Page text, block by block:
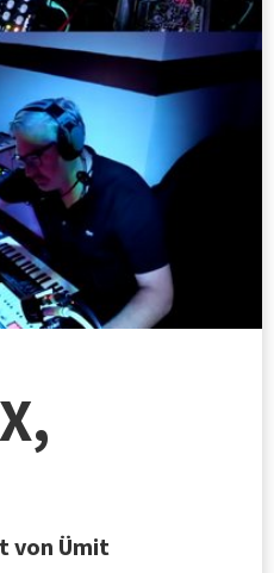
von Ümit